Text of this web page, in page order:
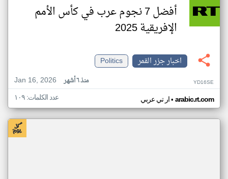
أفضل 7 نجوم عرب في كأس الأمم
الإفريقية 2025
اخبار جزر القمر
Politics
Jan 16, 2026
منذ ٦ أشهر YD16SE
ار تي عربي• arabic.rt.com عدد الكلمات: ١٠٩